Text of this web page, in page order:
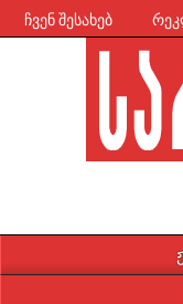
ჩვენ შესახებ